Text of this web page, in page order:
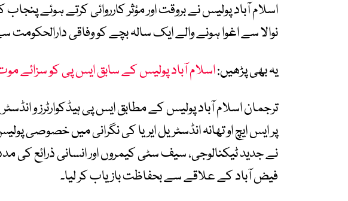
اسلام آباد پولیس نے بروقت اور مؤثر کارروائی کرتے ہوئے
نوالا سے اغوا ہونے والے ایک سالہ بچے کو وفاقی دارالحکومت
یہ بھی پڑھیں:اسلام آباد پولیس کے سابق ایس پی کو سزائے
ترجمان اسلام آباد پولیس کے مطابق ایس پی ہیڈکوارٹرز و
پر ایس ایچ او تھانہ انڈسٹریل ایریا کی نگرانی میں خصوصی
نے جدید ٹیکنالوجی، سیف سٹی کیمروں اور انسانی ذرائع کی
فیض آباد کے علاقے سے بحفاظت بازیاب کر لیا۔